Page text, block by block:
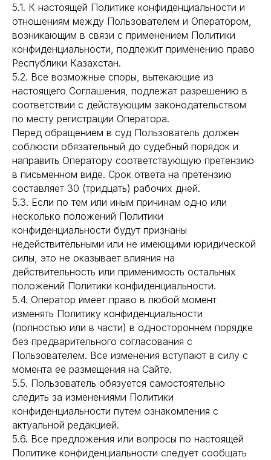
5.1. К настоящей Политике конфиденциальности и
отношениям между Пользователем и Оператором,
возникающим в связи с применением Политики
конфиденциальности, подлежит применению право
Республики Казахстан.
5.2. Все возможные споры, вытекающие из
настоящего Соглашения, подлежат разрешению в
соответствии с действующим законодательством
по месту регистрации Оператора.
Перед обращением в суд Пользователь должен
соблюсти обязательный до судебный порядок и
направить Оператору соответствующую претензию
в письменном виде. Срок ответа на претензию
составляет 30 (тридцать) рабочих дней.
5.3. Если по тем или иным причинам одно или
несколько положений Политики
конфиденциальности будут признаны
недействительными или не имеющими юридической
силы, это не оказывает влияния на
действительность или применимость остальных
положений Политики конфиденциальности.
5.4. Оператор имеет право в любой момент
изменять Политику конфиденциальности
(полностью или в части) в одностороннем порядке
без предварительного согласования с
Пользователем. Все изменения вступают в силу с
момента ее размещения на Сайте.
5.5. Пользователь обязуется самостоятельно
следить за изменениями Политики
конфиденциальности путем ознакомления с
актуальной редакцией.
5.6. Все предложения или вопросы по настоящей
Политике конфиденциальности следует сообщать